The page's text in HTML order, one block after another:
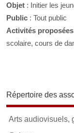
Objet : Initier les
Public : Tout public
Activités proposées
scolaire, cours de
Répertoire des
Arts audiovisuels,